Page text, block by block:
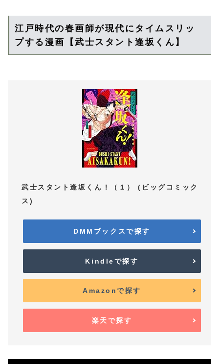
江戸時代の春画師が現代にタイムスリッ
プする漫画【武士スタント逢坂くん】
武士スタント逢坂くん！（１） (ビッグコミック
ス)
DMMブックスで探す
Kindleで探す
Amazonで探す
楽天で探す